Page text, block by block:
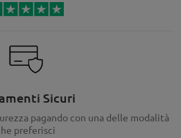
Sicuri
pagando con una delle modalità
preferisci